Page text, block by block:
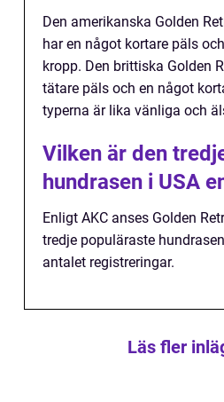
Den amerikanska Golden
har en något kortare päls
kropp. Den brittiska Golden
tätare päls och en något
typerna är lika vänliga och
Vilken är den
hundrasen i USA
Enligt AKC anses Golden
tredje populäraste
antalet registreringar.
Läs fler